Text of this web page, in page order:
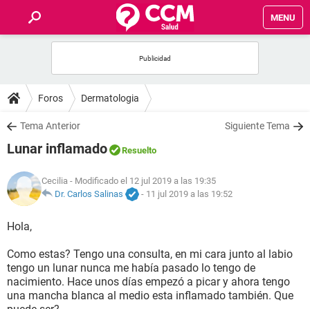
MENU
FOROS
SALUD
NUTRICIÓN
BIENESTAR
SEXUALIDAD
GLOSARIO
Foros Dermatologia
Tema Anterior Siguiente Tema
Lunar inflamado Resuelto
Cecilia - Modificado el 12 jul 2019 a las 19:35
Dr. Carlos Salinas
- 11 jul 2019 a las 19:52
Hola,
Como estas? Tengo una consulta, en mi cara junto al labio
tengo un lunar nunca me había pasado lo tengo de
nacimiento. Hace unos días empezó a picar y ahora tengo
una mancha blanca al medio esta inflamado también. Que